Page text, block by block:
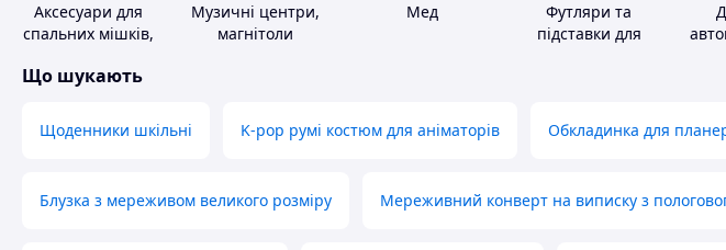
Аксесуари для
спальних мішків,
наметів
Музичні центри,
магнітоли
Мед
Футляри та
підставки для
Що шукають
Щоденники шкільні K-pop румі костюм для аніматорів Обкладинка для
Блузка з мереживом великого розміру Мереживний конверт на виписку з